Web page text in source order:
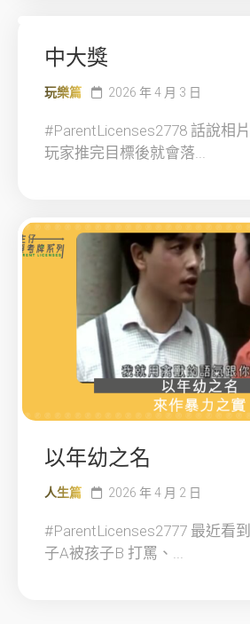
中大獎
玩樂篇 2026 年 4 月 3 日
#ParentLicenses2778 話說相
玩家推完目標後就會落...
以年幼之名
人生篇 2026 年 4 月 2 日
#ParentLicenses2777 最近看
子A被孩子B 打罵、...